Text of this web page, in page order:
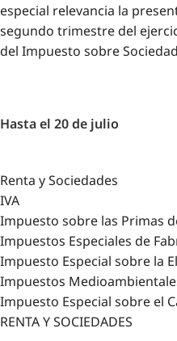
especial relevancia la
segundo trimestre del
del Impuesto sobre
Hasta el 20 de julio
Renta y Sociedades
IVA
Impuesto sobre las Primas
Impuestos Especiales de
Impuesto Especial sobre la
Impuestos
Impuesto Especial sobre el
RENTA Y SOCIEDADES